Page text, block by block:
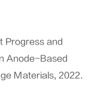
Progress and
Anode-Based
Materials, 2022.